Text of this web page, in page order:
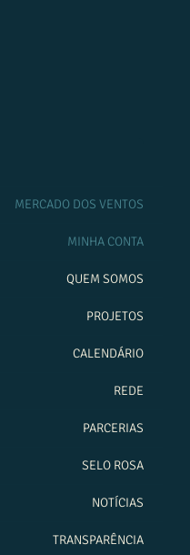
MERCADO DOS VENTOS
MINHA CONTA
QUEM SOMOS
PROJETOS
CALENDÁRIO
REDE
PARCERIAS
SELO ROSA
NOTÍCIAS
TRANSPARÊNCIA